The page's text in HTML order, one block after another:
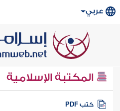
عربي
المكتبة الإسلامية